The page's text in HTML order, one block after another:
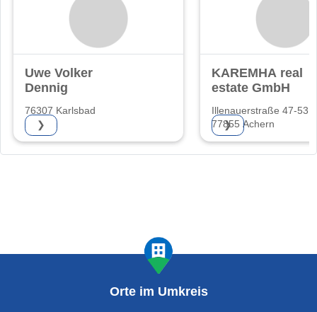
Uwe Volker
Dennig
76307 Karlsbad
❯
KAREMHA real
estate GmbH
Illenauerstraße 47-53
77855 Achern
❯
Orte im Umkreis